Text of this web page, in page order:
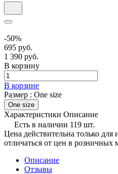
-50%
695 руб.
1 390 руб.
В корзину
В корзине
Размер : One size
One size
Характеристики Описание
Есть в наличии 119 шт.
Цена действительна только
отличаться от цен в розничных
Описание
Отзывы